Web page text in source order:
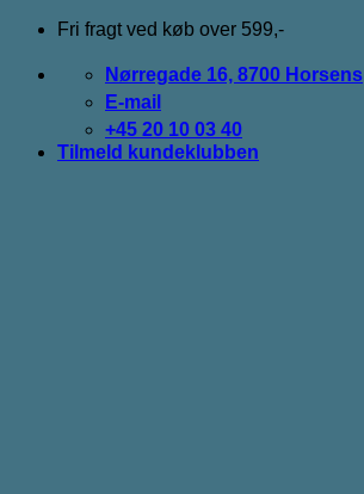
Fortsæt
indhold
Fri fragt ved køb over 599,-
Nørregade 16, 8700 Horsens
E-mail
+45 20 10 03 40
Tilmeld kundeklubben